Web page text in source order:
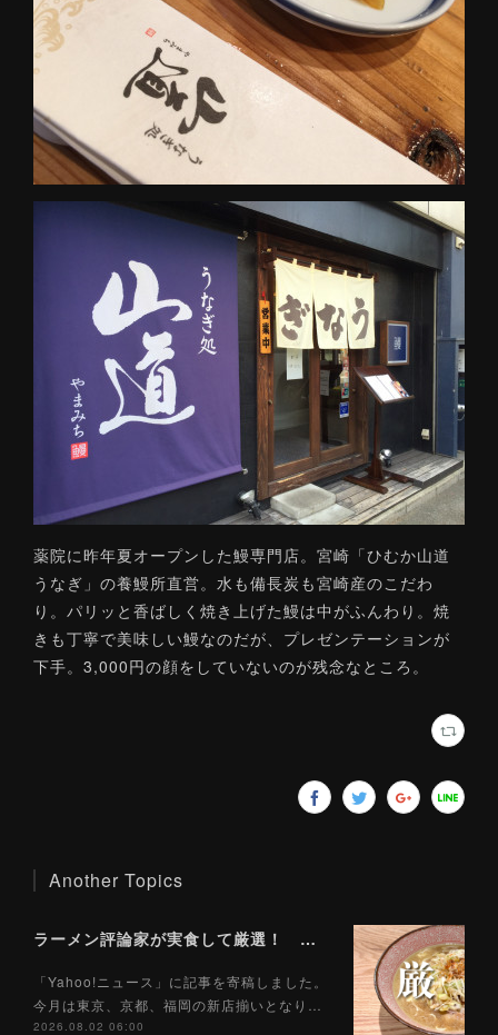
薬院に昨年夏オープンした鰻専門店。宮崎「ひむか山道
うなぎ」の養鰻所直営。水も備長炭も宮崎産のこだわ
り。パリッと香ばしく焼き上げた鰻は中がふんわり。焼
きも丁寧で美味しい鰻なのだが、プレゼンテーションが
下手。3,000円の顔をしていないのが残念なところ。
Another Topics
ラーメン評論家が実食して厳選！ 「いま絶対に食べるべきラーメン」ベスト５！【2026年８月】（ Yahoo!ニュース）8/2
「Yahoo!ニュース」に記事を寄稿しました。
今月は東京、京都、福岡の新店揃いとなり…
2026.08.02 06:00